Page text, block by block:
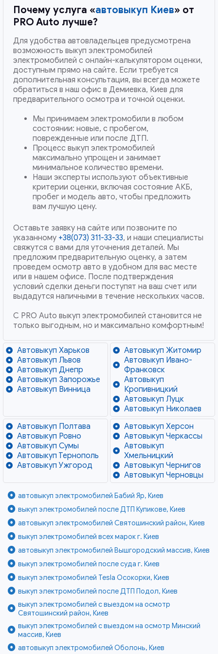
Почему услуга «автовыкуп Киев» от
PRO Auto лучше?
Для удобства автовладельцев предусмотрена
возможность выкуп электромобилей
электромобилей с онлайн-калькулятором оценки,
доступным прямо на сайте. Если требуется
дополнительная консультация, вы всегда можете
обратиться в наш офис в Демиевка, Киев для
предварительного осмотра и точной оценки.
Мы принимаем электромобили в любом
состоянии: новые, с пробегом,
поврежденные или после ДТП.
Процесс выкуп электромобилей
максимально упрощен и занимает
минимальное количество времени.
Наши эксперты используют объективные
критерии оценки, включая состояние АКБ,
пробег и модель авто, чтобы предложить
вам лучшую цену.
Оставьте заявку на сайте или позвоните по
указанному +38(073) 311-33-33, и наши специалисты
свяжутся с вами для уточнения деталей. Мы
предложим предварительную оценку, а затем
проведем осмотр авто в удобном для вас месте
или в нашем офисе. После подтверждения
условий сделки деньги поступят на ваш счет или
выдадутся наличными в течение нескольких часов.
С PRO Auto выкуп электромобилей становится не
только выгодным, но и максимально комфортным!
Автовыкуп Харьков
Автовыкуп Львов
Автовыкуп Днепр
Автовыкуп Запорожье
Автовыкуп Винница
Автовыкуп Житомир
Автовыкуп Ивано-
Франковск
Автовыкуп
Кропивницкий
Автовыкуп Луцк
Автовыкуп Николаев
Автовыкуп Полтава
Автовыкуп Ровно
Автовыкуп Сумы
Автовыкуп Тернополь
Автовыкуп Ужгород
Автовыкуп Херсон
Автовыкуп Черкассы
Автовыкуп
Хмельницкий
Автовыкуп Чернигов
Автовыкуп Черновцы
автовыкуп электромобилей Бабий Яр, Киев
выкуп электромобилей после ДТП Куликове, Киев
автовыкуп электромобилей Святошинский район, Киев
выкуп электромобилей всех марок г. Киев
автовыкуп электромобилей Вышгородский массив, Киев
выкуп электромобилей после суда г. Киев
выкуп электромобилей Tesla Осокорки, Киев
выкуп электромобилей после ДТП Подол, Киев
выкуп электромобилей с выездом на осмотр
Святошинский район, Киев
выкуп электромобилей с выездом на осмотр Минский
массив, Киев
автовыкуп электромобилей Оболонь, Киев